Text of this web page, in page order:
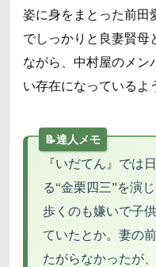
姿に身をまとった前田
でしっかりと良妻賢母
ながら、中村屋のメン
い存在になっているよ
『いだてん』では
る“金栗四三”を演
歩くのも嫌いで子
ていたとか。妻の
たがらなかったが